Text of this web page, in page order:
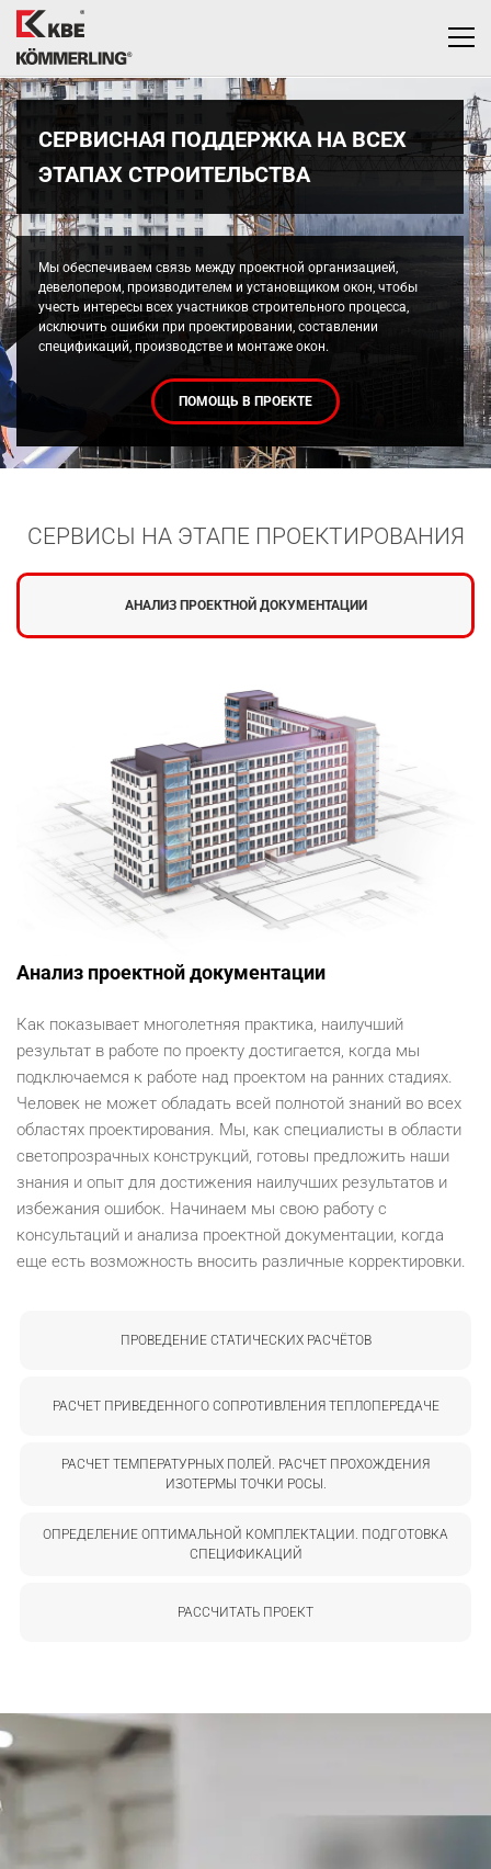
СЕРВИСНАЯ ПОДДЕРЖКА НА ВСЕХ
ЭТАПАХ СТРОИТЕЛЬСТВА
Мы обеспечиваем связь между проектной организацией,
девелопером, производителем и установщиком окон, чтобы
учесть интересы всех участников строительного процесса,
исключить ошибки при проектировании, составлении
спецификаций, производстве и монтаже окон.
ПОМОЩЬ В ПРОЕКТЕ
СЕРВИСЫ НА ЭТАПЕ ПРОЕКТИРОВАНИЯ
АНАЛИЗ ПРОЕКТНОЙ ДОКУМЕНТАЦИИ
Анализ проектной документации
Как показывает многолетняя практика, наилучший
результат в работе по проекту достигается, когда мы
подключаемся к работе над проектом на ранних стадиях.
Человек не может обладать всей полнотой знаний во всех
областях проектирования. Мы, как специалисты в области
светопрозрачных конструкций, готовы предложить наши
знания и опыт для достижения наилучших результатов и
избежания ошибок. Начинаем мы свою работу с
консультаций и анализа проектной документации, когда
еще есть возможность вносить различные корректировки.
ПРОВЕДЕНИЕ СТАТИЧЕСКИХ РАСЧЁТОВ
РАСЧЕТ ПРИВЕДЕННОГО СОПРОТИВЛЕНИЯ ТЕПЛОПЕРЕДАЧЕ
РАСЧЕТ ТЕМПЕРАТУРНЫХ ПОЛЕЙ. РАСЧЕТ ПРОХОЖДЕНИЯ
ИЗОТЕРМЫ ТОЧКИ РОСЫ.
ОПРЕДЕЛЕНИЕ ОПТИМАЛЬНОЙ КОМПЛЕКТАЦИИ. ПОДГОТОВКА
СПЕЦИФИКАЦИЙ
РАССЧИТАТЬ ПРОЕКТ